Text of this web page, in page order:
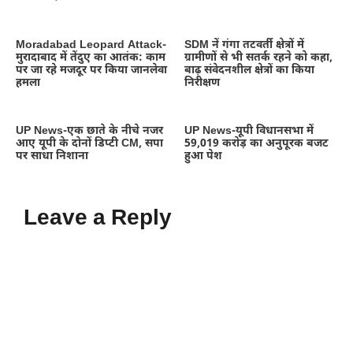
Moradabad Leopard Attack-
मुरादाबाद में तेंदुए का आतंक: काम
पर जा रहे मजदूर पर किया जानलेवा
हमला
SDM नें गंगा तटवर्ती क्षेत्रों में
ग्रामीणों से भी सतर्क रहने को कहा,
बाढ़ संवेदनशील क्षेत्रों का किया
निरीक्षण
UP News-एक छाते के नीचे नजर
आए यूपी के दोनों डिप्टी CM, सपा
पर साधा निशाना
UP News-यूपी विधानसभा में
59,019 करोड़ का अनुपूरक बजट
हुआ पेश
Leave a Reply